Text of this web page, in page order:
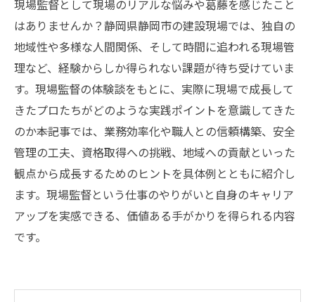
現場監督として現場のリアルな悩みや葛藤を感じたこと
はありませんか？静岡県静岡市の建設現場では、独自の
地域性や多様な人間関係、そして時間に追われる現場管
理など、経験からしか得られない課題が待ち受けていま
す。現場監督の体験談をもとに、実際に現場で成長して
きたプロたちがどのような実践ポイントを意識してきた
のか――本記事では、業務効率化や職人との信頼構築、安全
管理の工夫、資格取得への挑戦、地域への貢献といった
観点から成長するためのヒントを具体例とともに紹介し
ます。現場監督という仕事のやりがいと自身のキャリア
アップを実感できる、価値ある手がかりを得られる内容
です。